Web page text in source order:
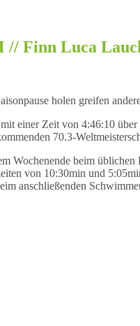
Finn Luca
holen greifen
Zeit von 4:46:10
70.3-
Wochenende beim
von 10:30min und
anschließenden